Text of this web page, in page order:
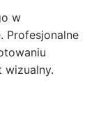
w
Profesjonalne
wizualny.